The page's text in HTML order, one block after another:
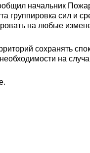
начальник
сил и
на любые
сохранять
на